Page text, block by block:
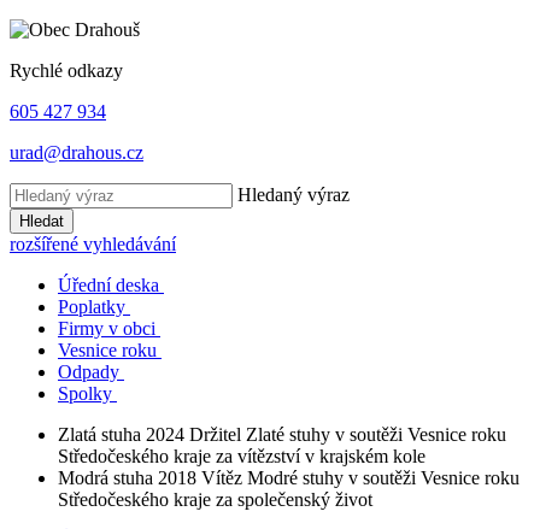
Rychlé odkazy
605 427 934
urad@drahous.cz
Hledaný výraz
Hledat
rozšířené vyhledávání
Úřední deska
Poplatky
Firmy v obci
Vesnice roku
Odpady
Spolky
Zlatá stuha 2024 Držitel Zlaté stuhy v soutěži Vesnice roku
Středočeského kraje za vítězství v krajském kole
Modrá stuha 2018 Vítěz Modré stuhy v soutěži Vesnice roku
Středočeského kraje za společenský život